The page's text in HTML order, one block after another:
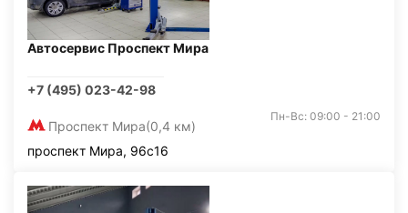
Автосервис Проспект Мира
+7 (495) 023-42-98
Проспект Мира(0,4 км)
Пн-Вс: 09:00 - 21:00
проспект Мира, 96с16